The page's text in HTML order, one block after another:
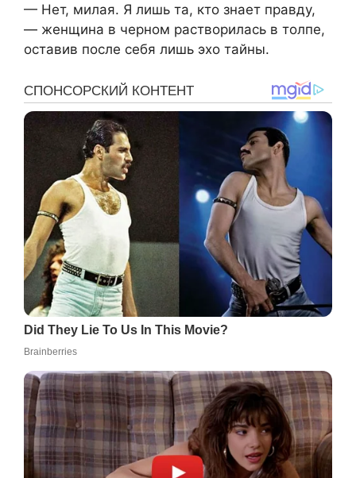
— Нет, милая. Я лишь та, кто знает правду,
— женщина в черном растворилась в толпе,
оставив после себя лишь эхо тайны.